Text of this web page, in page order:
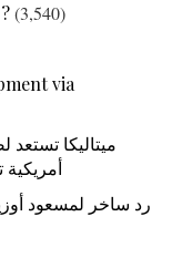
(3,540)
via
ميتاليكا
رد ساخر لمسعود